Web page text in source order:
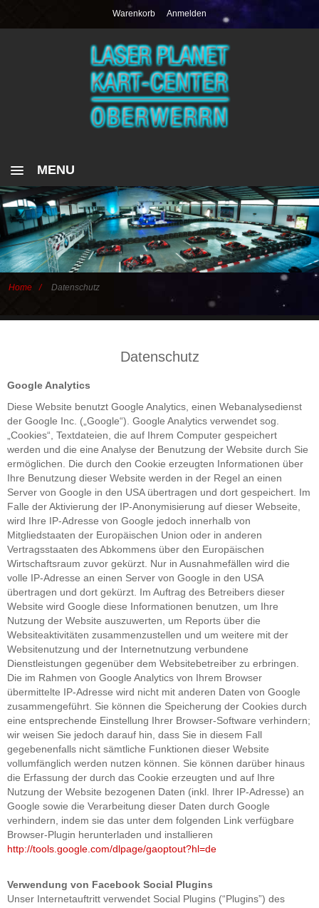
Warenkorb Anmelden
MENU
HOME
GUTSCHEIN KART-CENTER
GUTSCHEIN LASER PLANET
ZURÜCK
Home Datenschutz
Datenschutz
Google Analytics
Diese Website benutzt Google Analytics, einen Webanalysedienst
der Google Inc. („Google“). Google Analytics verwendet sog.
„Cookies“, Textdateien, die auf Ihrem Computer gespeichert
werden und die eine Analyse der Benutzung der Website durch Sie
ermöglichen. Die durch den Cookie erzeugten Informationen über
Ihre Benutzung dieser Website werden in der Regel an einen
Server von Google in den USA übertragen und dort gespeichert. Im
Falle der Aktivierung der IP-Anonymisierung auf dieser Webseite,
wird Ihre IP-Adresse von Google jedoch innerhalb von
Mitgliedstaaten der Europäischen Union oder in anderen
Vertragsstaaten des Abkommens über den Europäischen
Wirtschaftsraum zuvor gekürzt. Nur in Ausnahmefällen wird die
volle IP-Adresse an einen Server von Google in den USA
übertragen und dort gekürzt. Im Auftrag des Betreibers dieser
Website wird Google diese Informationen benutzen, um Ihre
Nutzung der Website auszuwerten, um Reports über die
Websiteaktivitäten zusammenzustellen und um weitere mit der
Websitenutzung und der Internetnutzung verbundene
Dienstleistungen gegenüber dem Websitebetreiber zu erbringen.
Die im Rahmen von Google Analytics von Ihrem Browser
übermittelte IP-Adresse wird nicht mit anderen Daten von Google
zusammengeführt. Sie können die Speicherung der Cookies durch
eine entsprechende Einstellung Ihrer Browser-Software verhindern;
wir weisen Sie jedoch darauf hin, dass Sie in diesem Fall
gegebenenfalls nicht sämtliche Funktionen dieser Website
vollumfänglich werden nutzen können. Sie können darüber hinaus
die Erfassung der durch das Cookie erzeugten und auf Ihre
Nutzung der Website bezogenen Daten (inkl. Ihrer IP-Adresse) an
Google sowie die Verarbeitung dieser Daten durch Google
verhindern, indem sie das unter dem folgenden Link verfügbare
Browser-Plugin herunterladen und installieren
http://tools.google.com/dlpage/gaoptout?hl=de
Verwendung von Facebook Social Plugins
Unser Internetauftritt verwendet Social Plugins (“Plugins”) des